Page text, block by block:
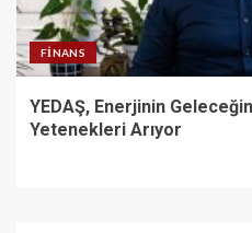
FINANS
YEDAŞ, Enerjinin
Yetenekleri Arıyor